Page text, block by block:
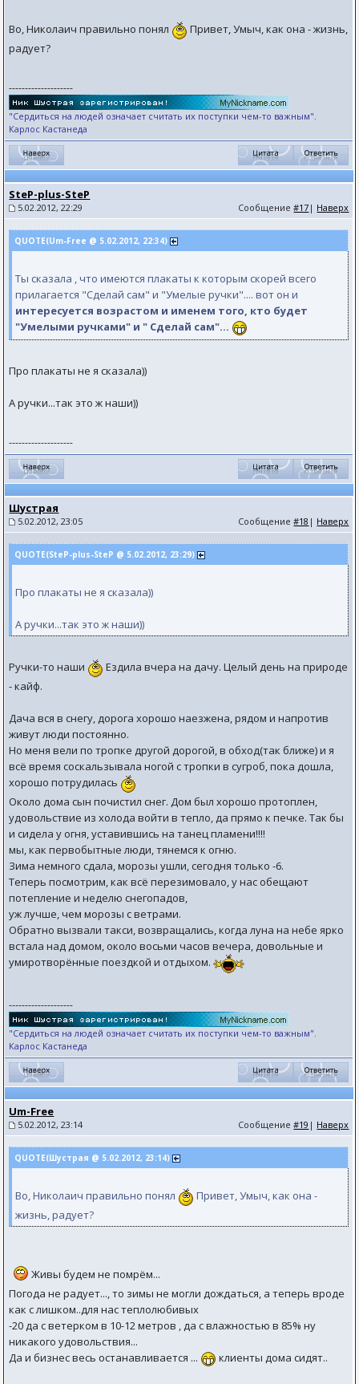
Во, Николаич правильно понял
Привет, Умыч, как она - жизнь,
радует?
--------------------
"Сердиться на людей означает считать их поступки чем-то важным".
Карлос Кастанеда
SteP-plus-SteP
5.02.2012, 22:29 Сообщение#17 | Наверх
QUOTE(Um-Free @ 5.02.2012, 22:34)
Ты сказала , что имеются плакаты к которым скорей всего
прилагается "Сделай сам" и "Умелые ручки".... вот он и
интересуется возрастом и именем того, кто будет
"Умелыми ручками" и " Сделай сам"...
Про плакаты не я сказала))
А ручки...так это ж наши))
--------------------
Шустрая
5.02.2012, 23:05 Сообщение#18 | Наверх
QUOTE(SteP-plus-SteP @ 5.02.2012, 23:29)
Про плакаты не я сказала))
А ручки...так это ж наши))
Ручки-то наши
Ездила вчера на дачу. Целый день на природе
- кайф.
Дача вся в снегу, дорога хорошо наезжена, рядом и напротив
живут люди постоянно.
Но меня вели по тропке другой дорогой, в обход(так ближе) и я
всё время соскальзывала ногой с тропки в сугроб, пока дошла,
хорошо потрудилась
Около дома сын почистил снег. Дом был хорошо протоплен,
удовольствие из холода войти в тепло, да прямо к печке. Так бы
и сидела у огня, уставившись на танец пламени!!!!
мы, как первобытные люди, тянемся к огню.
Зима немного сдала, морозы ушли, сегодня только -6.
Теперь посмотрим, как всё перезимовало, у нас обещают
потепление и неделю снегопадов,
уж лучше, чем морозы с ветрами.
Обратно вызвали такси, возвращались, когда луна на небе ярко
встала над домом, около восьми часов вечера, довольные и
умиротворённые поездкой и отдыхом.
--------------------
"Сердиться на людей означает считать их поступки чем-то важным".
Карлос Кастанеда
Um-Free
5.02.2012, 23:14 Сообщение#19 | Наверх
QUOTE(Шустрая @ 5.02.2012, 23:14)
Во, Николаич правильно понял
Привет, Умыч, как она -
жизнь, радует?
Живы будем не помрём...
Погода не радует..., то зимы не могли дождаться, а теперь вроде
как с лишком..для нас теплолюбивых
-20 да с ветерком в 10-12 метров , да с влажностью в 85% ну
никакого удовольствия...
Да и бизнес весь останавливается ...
клиенты дома сидят..